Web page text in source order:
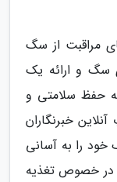
مراقبت از سگ
سگ و ارائه یک
حفظ سلامتی و
خبرنگاران
خود را به آسانی
در خصوص تغذیه